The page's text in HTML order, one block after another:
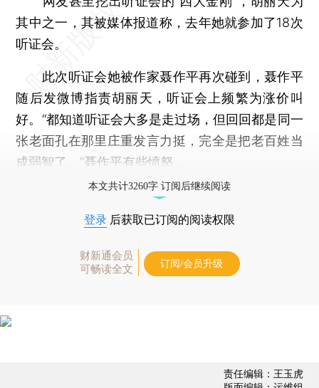
其中之一，其被媒体报道称，去年她就参加了18次
听证会。
此次听证会她被作家聂作平再次碰到，聂作平
随后发微博指责胡丽天，听证会上频繁为涨价叫
好。“都知道听证会大多是走过场，但回回都是同一
张老面孔在那里庄重发言力挺，完全是把老百姓当
成弱智了。”聂作平有些愤怒。
本文共计3260字 订阅后继续阅读
登录 后获取已订阅的阅读权限
财新通会员
可畅读全文
订阅/会员升级
责任编辑：王玉虎